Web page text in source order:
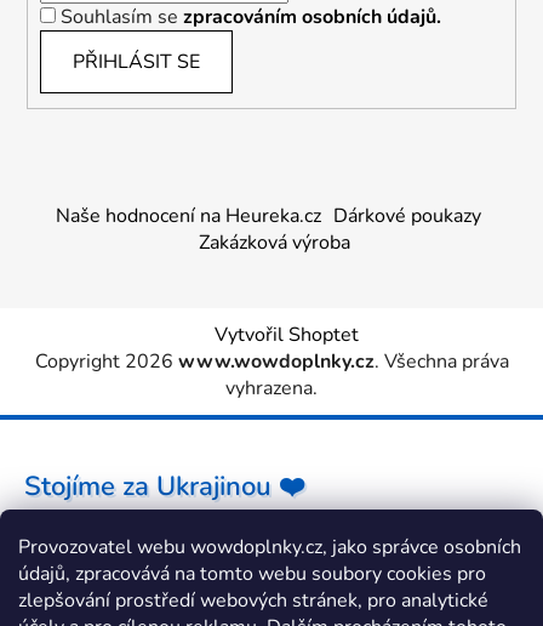
Provozovatel webu wowdoplnky.cz, jako správce osobních
údajů, zpracovává na tomto webu soubory cookies pro
zlepšování prostředí webových stránek, pro analytické
Souhlasím se zpracováním osobních údajů.
PŘIHLÁSIT SE
Naše hodnocení na Heureka.cz Dárkové poukazy
Zakázková výroba
Vytvořil Shoptet
Copyright 2026 www.wowdoplnky.cz. Všechna práva
vyhrazena.
Stojíme za Ukrajinou ❤️
Jak a čím pomoci »